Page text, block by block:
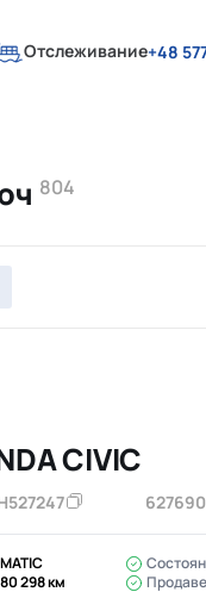
Отслеживание+48
804
CIVIC
298 км